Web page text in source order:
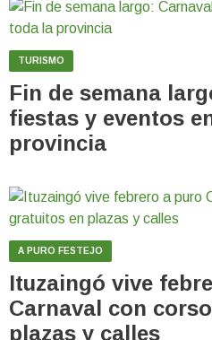
TURISMO
Fin de semana
fiestas y eventos
provincia
A PURO FESTEJO
Ituzaingó vive
Carnaval con
plazas y calles